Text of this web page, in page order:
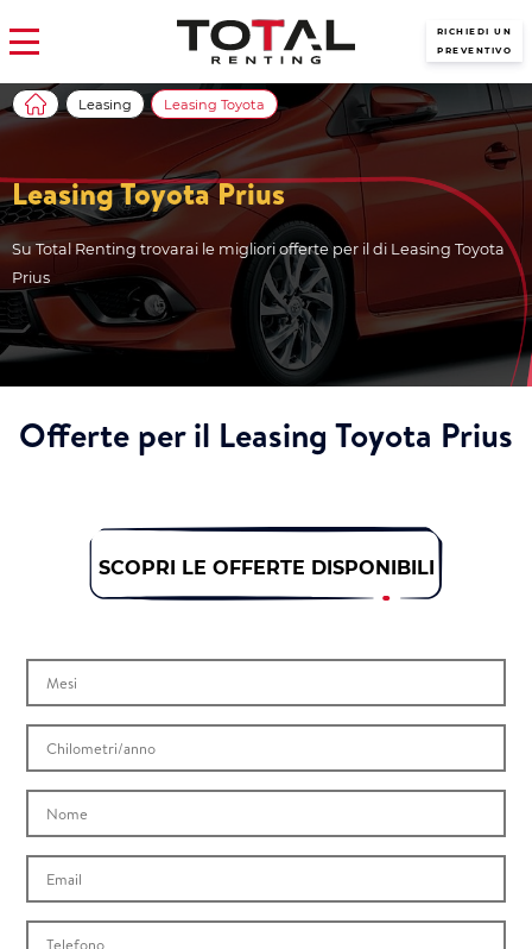
RICHIEDI UN
PREVENTIVO
Leasing Toyota Prius
Su Total Renting trovarai le migliori offerte per il di Leasing Toyota
Prius
Leasing Leasing Toyota
Offerte per il Leasing Toyota Prius
SCOPRI LE OFFERTE DISPONIBILI